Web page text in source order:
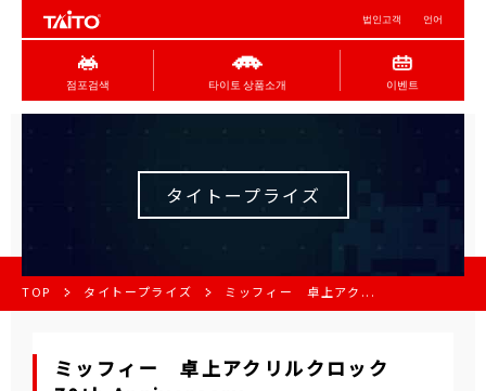
법인고객 언어
점포검색 타이토 상품소개 이벤트
タイトープライズ
TOP タイトープライズ ミッフィー 卓上アク...
ミッフィー 卓上アクリルクロック